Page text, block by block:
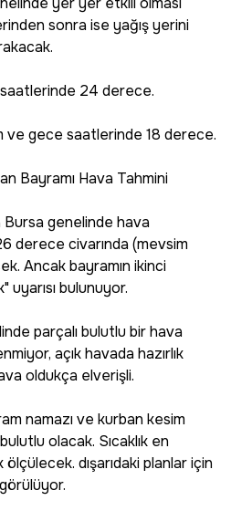
sonra ise yağış yerini
saatlerinde 24 derece.
ve gece saatlerinde 18 derece.
Bayramı Hava Tahmini
genelinde hava
derece civarında (mevsim
Ancak bayramın ikinci
bulunuyor.
parçalı bulutlu bir hava
açık havada hazırlık
oldukça elverişli.
namazı ve kurban kesim
olacak. Sıcaklık en
dışarıdaki planlar için